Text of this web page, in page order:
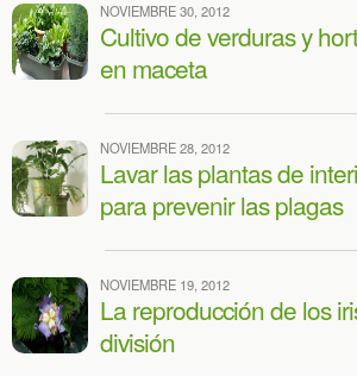
NOVIEMBRE 30, 2012
Cultivo de verduras y
en maceta
NOVIEMBRE 28, 2012
Lavar las plantas de
para prevenir las plagas
NOVIEMBRE 19, 2012
La reproducción de los
división